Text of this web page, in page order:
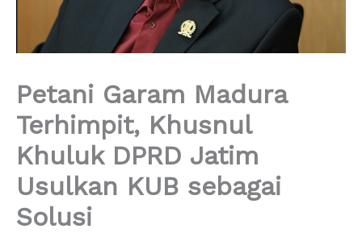
Petani Garam Madura
Terhimpit, Khusnul
Khuluk DPRD Jatim
Usulkan KUB sebagai
Solusi